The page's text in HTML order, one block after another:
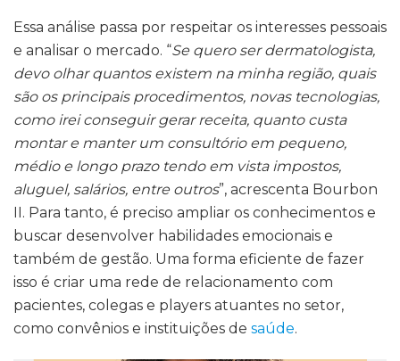
Essa análise passa por respeitar os interesses pessoais
e analisar o mercado. “Se quero ser dermatologista,
devo olhar quantos existem na minha região, quais
são os principais procedimentos, novas tecnologias,
como irei conseguir gerar receita, quanto custa
montar e manter um consultório em pequeno,
médio e longo prazo tendo em vista impostos,
aluguel, salários, entre outros”, acrescenta Bourbon
II. Para tanto, é preciso ampliar os conhecimentos e
buscar desenvolver habilidades emocionais e
também de gestão. Uma forma eficiente de fazer
isso é criar uma rede de relacionamento com
pacientes, colegas e players atuantes no setor,
como convênios e instituições de saúde.